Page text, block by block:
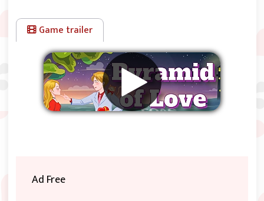
Game trailer
Ad Free